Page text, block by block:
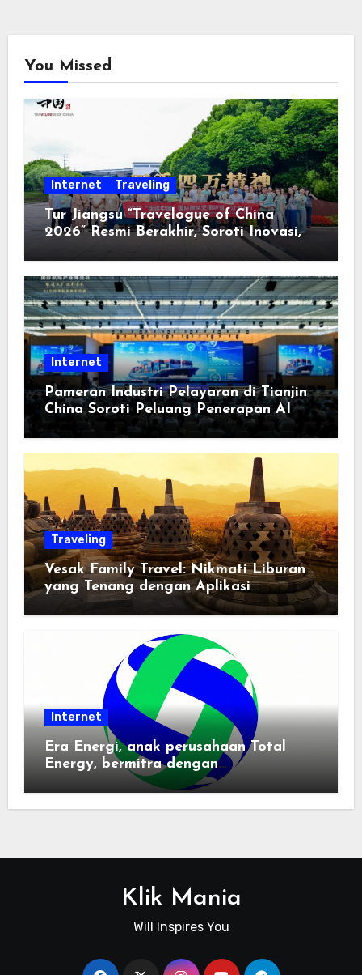
You Missed
Internet Traveling
Tur Jiangsu “Travelogue of China
2026” Resmi Berakhir, Soroti Inovasi,
Keterbukaan, dan Pembangunan
Berorientasi pada Masyarakat
Internet
Pameran Industri Pelayaran di Tianjin
China Soroti Peluang Penerapan AI
Traveling
Vesak Family Travel: Nikmati Liburan
yang Tenang dengan Aplikasi
Pemindai PDF
Internet
Era Energi, anak perusahaan Total
Energy, bermitra dengan
Zhuochuangtong untuk mempercepat
transisi energi Indonesia — raksasa
Klik Mania
Will Inspires You